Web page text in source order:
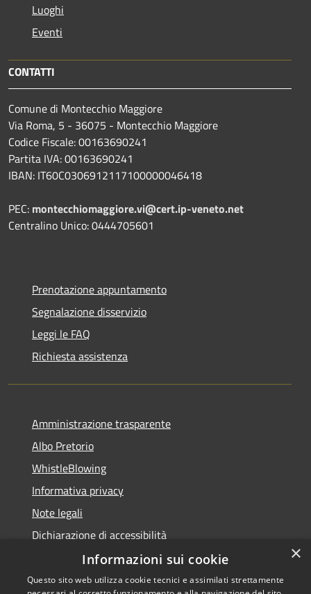
Luoghi
Eventi
CONTATTI
Comune di Montecchio Maggiore
Via Roma, 5 - 36075 - Montecchio Maggiore
Codice Fiscale: 00163690241
Partita IVA: 00163690241
IBAN: IT60C0306912117100000046418
PEC: montecchiomaggiore.vi@cert.ip-veneto.net
Centralino Unico: 0444705601
Prenotazione appuntamento
Segnalazione disservizio
Leggi le FAQ
Richiesta assistenza
Amministrazione trasparente
Albo Pretorio
WhistleBlowing
Informativa privacy
Note legali
Dichiarazione di accessibilità
×
Informazioni sui cookie
Questo sito web utilizza cookie tecnici e assimilati strettamente